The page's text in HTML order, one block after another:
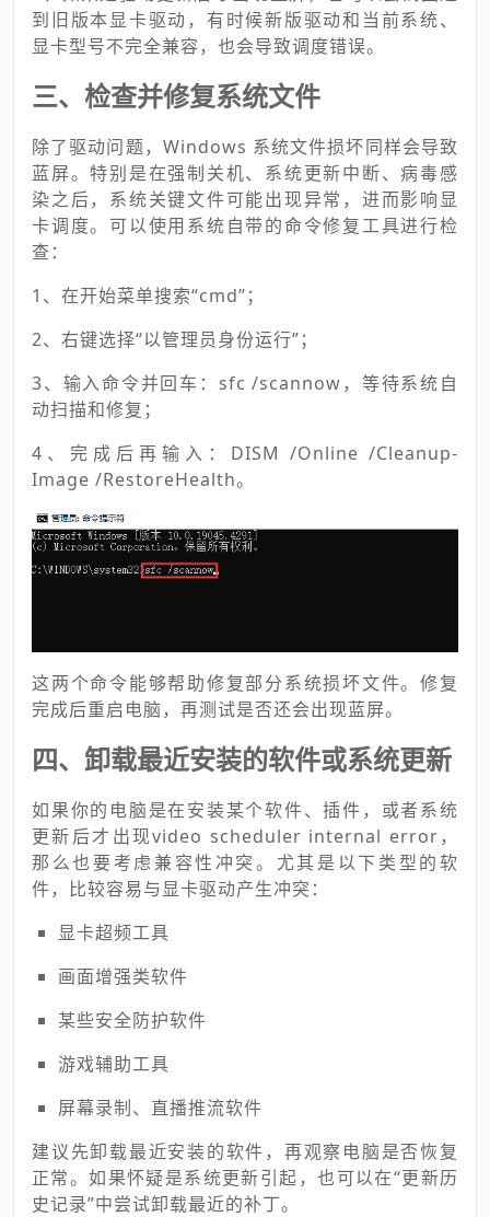
到旧版本显卡驱动，有时候新版驱动和当前系统、
显卡型号不完全兼容，也会导致调度错误。
三、检查并修复系统文件
除了驱动问题，Windows 系统文件损坏同样会导致
蓝屏。特别是在强制关机、系统更新中断、病毒感
染之后，系统关键文件可能出现异常，进而影响显
卡调度。可以使用系统自带的命令修复工具进行检
查：
1、在开始菜单搜索“cmd”；
2、右键选择“以管理员身份运行”；
3、输入命令并回车：sfc /scannow，等待系统自
动扫描和修复；
4、完成后再输入：DISM /Online /Cleanup-
Image /RestoreHealth。
这两个命令能够帮助修复部分系统损坏文件。修复
完成后重启电脑，再测试是否还会出现蓝屏。
四、卸载最近安装的软件或系统更新
如果你的电脑是在安装某个软件、插件，或者系统
更新后才出现video scheduler internal error，
那么也要考虑兼容性冲突。尤其是以下类型的软
件，比较容易与显卡驱动产生冲突：
显卡超频工具
画面增强类软件
某些安全防护软件
游戏辅助工具
屏幕录制、直播推流软件
建议先卸载最近安装的软件，再观察电脑是否恢复
正常。如果怀疑是系统更新引起，也可以在“更新历
史记录”中尝试卸载最近的补丁。